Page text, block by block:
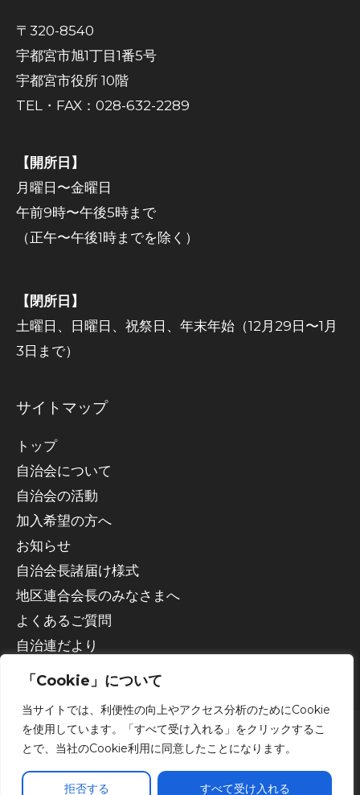
「Cookie」について
当サイトでは、利便性の向上やアクセス分析のためにCookie
を使用しています。「すべて受け入れる」をクリックするこ
とで、当社のCookie利用に同意したことになります。
拒否する すべて受け入れる
〒320-8540
宇都宮市旭1丁目1番5号
宇都宮市役所 10階
TEL・FAX：028-632-2289
【開所日】
月曜日〜金曜日
午前9時〜午後5時まで
（正午〜午後1時までを除く）
【閉所日】
土曜日、日曜日、祝祭日、年末年始（12月29日〜1月
3日まで）
サイトマップ
トップ
自治会について
自治会の活動
加入希望の方へ
お知らせ
自治会長諸届け様式
地区連合会長のみなさまへ
よくあるご質問
自治連だより